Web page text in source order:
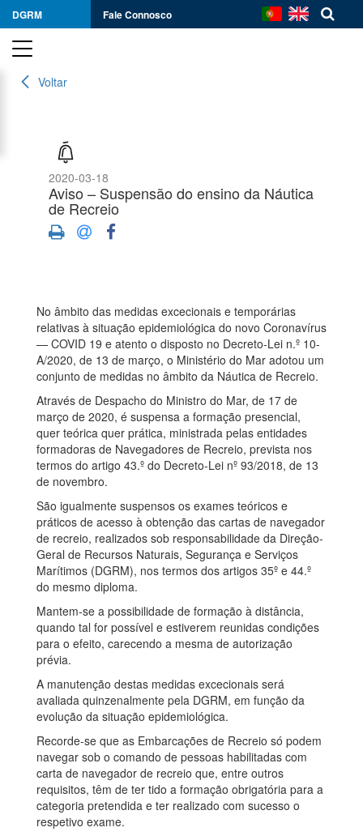
DGRM Fale Connosco
Voltar
2020-03-18
Aviso – Suspensão do ensino da Náutica
de Recreio
No âmbito das medidas excecionais e temporárias
relativas à situação epidemiológica do novo Coronavírus
— COVID 19 e atento o disposto no Decreto-Lei n.º 10-
A/2020, de 13 de março, o Ministério do Mar adotou um
conjunto de medidas no âmbito da Náutica de Recreio.
Através de Despacho do Ministro do Mar, de 17 de
março de 2020, é suspensa a formação presencial,
quer teórica quer prática, ministrada pelas entidades
formadoras de Navegadores de Recreio, prevista nos
termos do artigo 43.º do Decreto-Lei nº 93/2018, de 13
de novembro.
São igualmente suspensos os exames teóricos e
práticos de acesso à obtenção das cartas de navegador
de recreio, realizados sob responsabilidade da Direção-
Geral de Recursos Naturais, Segurança e Serviços
Marítimos (DGRM), nos termos dos artigos 35º e 44.º
do mesmo diploma.
Mantem-se a possibilidade de formação à distância,
quando tal for possível e estiverem reunidas condições
para o efeito, carecendo a mesma de autorização
prévia.
A manutenção destas medidas excecionais será
avaliada quinzenalmente pela DGRM, em função da
evolução da situação epidemiológica.
Recorde-se que as Embarcações de Recreio só podem
navegar sob o comando de pessoas habilitadas com
carta de navegador de recreio que, entre outros
requisitos, têm de ter tido a formação obrigatória para a
categoria pretendida e ter realizado com sucesso o
respetivo exame.